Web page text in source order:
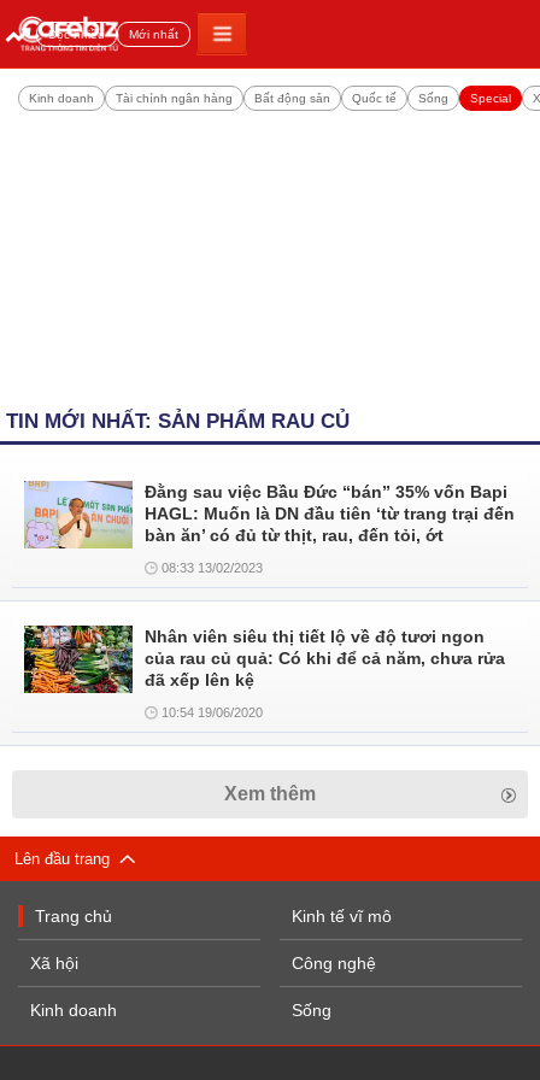
Đọc nhiều Mới nhất
Kinh doanh Tài chính ngân hàng Bất động sản Quốc tế Sống Special
TIN MỚI NHẤT: SẢN PHẨM RAU CỦ
Đằng sau việc Bầu Đức “bán” 35% vốn Bapi
HAGL: Muốn là DN đầu tiên ‘từ trang trại đến
bàn ăn’ có đủ từ thịt, rau, đến tỏi, ớt
08:33 13/02/2023
Nhân viên siêu thị tiết lộ về độ tươi ngon
của rau củ quả: Có khi để cả năm, chưa rửa
đã xếp lên kệ
10:54 19/06/2020
Xem thêm
Lên đầu trang
Trang chủ
Xã hội
Kinh doanh
Kinh tế vĩ mô
Công nghệ
Sống